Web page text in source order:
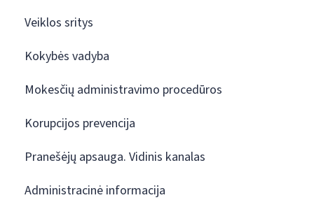
Veiklos sritys
Kokybės vadyba
Mokesčių administravimo procedūros
Korupcijos prevencija
Pranešėjų apsauga. Vidinis kanalas
Administracinė informacija